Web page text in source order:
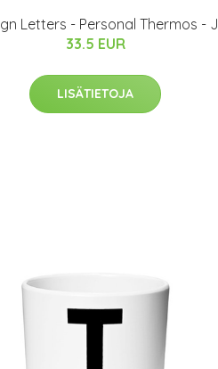
Letters - Personal Thermos - J
33.5 EUR
LISÄTIETOJA